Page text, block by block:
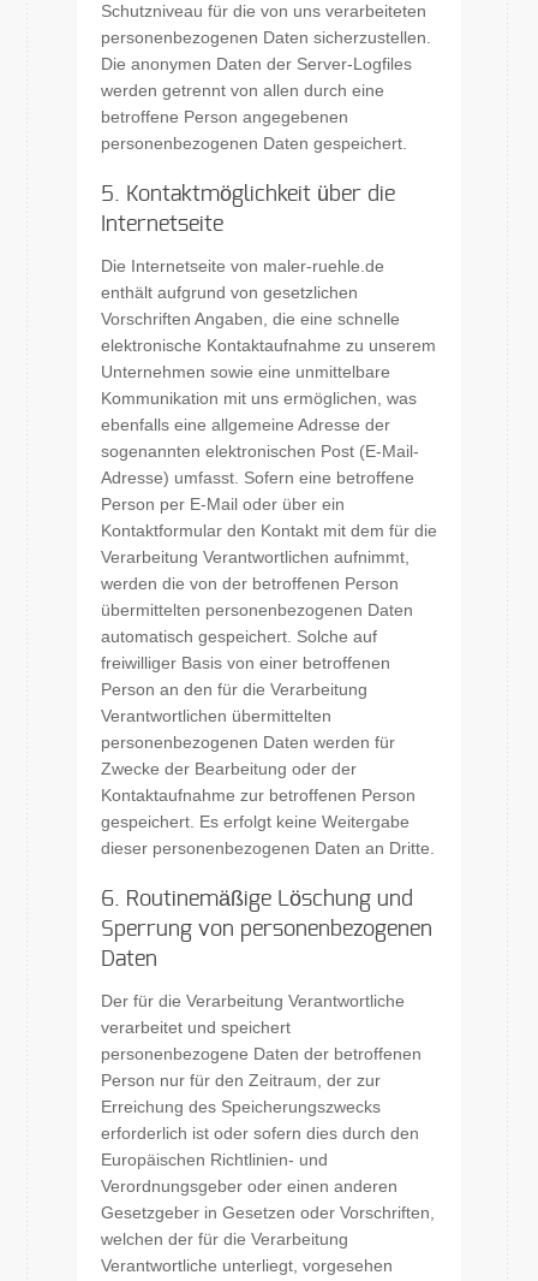
Schutzniveau für die von uns verarbeiteten
personenbezogenen Daten sicherzustellen.
Die anonymen Daten der Server-Logfiles
werden getrennt von allen durch eine
betroffene Person angegebenen
personenbezogenen Daten gespeichert.
5. Kontaktmöglichkeit über die
Internetseite
Die Internetseite von maler-ruehle.de
enthält aufgrund von gesetzlichen
Vorschriften Angaben, die eine schnelle
elektronische Kontaktaufnahme zu unserem
Unternehmen sowie eine unmittelbare
Kommunikation mit uns ermöglichen, was
ebenfalls eine allgemeine Adresse der
sogenannten elektronischen Post (E-Mail-
Adresse) umfasst. Sofern eine betroffene
Person per E-Mail oder über ein
Kontaktformular den Kontakt mit dem für die
Verarbeitung Verantwortlichen aufnimmt,
werden die von der betroffenen Person
übermittelten personenbezogenen Daten
automatisch gespeichert. Solche auf
freiwilliger Basis von einer betroffenen
Person an den für die Verarbeitung
Verantwortlichen übermittelten
personenbezogenen Daten werden für
Zwecke der Bearbeitung oder der
Kontaktaufnahme zur betroffenen Person
gespeichert. Es erfolgt keine Weitergabe
dieser personenbezogenen Daten an Dritte.
6. Routinemäßige Löschung und
Sperrung von personenbezogenen
Daten
Der für die Verarbeitung Verantwortliche
verarbeitet und speichert
personenbezogene Daten der betroffenen
Person nur für den Zeitraum, der zur
Erreichung des Speicherungszwecks
erforderlich ist oder sofern dies durch den
Europäischen Richtlinien- und
Verordnungsgeber oder einen anderen
Gesetzgeber in Gesetzen oder Vorschriften,
welchen der für die Verarbeitung
Verantwortliche unterliegt, vorgesehen